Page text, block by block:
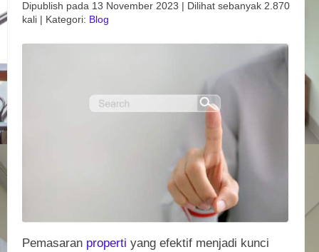
Dipublish pada 13 November 2023 | Dilihat sebanyak 2.870
kali | Kategori: Blog
Pemasaran properti yang efektif menjadi kunci